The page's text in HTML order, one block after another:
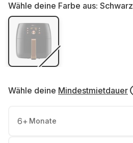
Wähle deine Farbe aus: Schwarz
Wähle deine Mindestmietdauer
6+ Monate